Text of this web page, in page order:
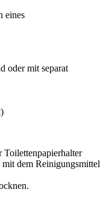
eines
oder mit separat
Toilettenpapierhalter
dem Reinigungsmittel